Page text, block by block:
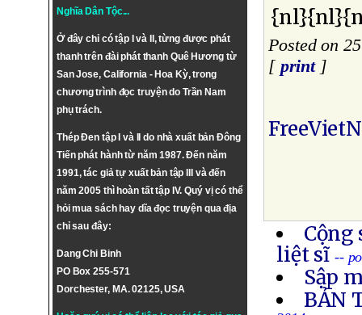
Nghĩa Dân Tộc...
Ở đây chỉ có tập I và II, từng được phát
thanh trên đài phát thanh Quê Hương từ
San Jose, California - Hoa Kỳ, trong
chương trình đọc truyện do Trần Nam
phụ trách.
Thép Đen tập I và II do nhà xuất bản Đông
Tiến phát hành từ năm 1987. Đến năm
1991, tác giả tự xuất bản tập III và đến
năm 2005 thì hoàn tất tập IV. Quý vị có thể
hỏi mua sách hay dĩa đọc truyện qua địa
chỉ sau đây:
Dang Chi Binh
PO Box 255-571
Dorchester, MA. 02125, USA
Posted on
[ print]
Cộng
liệt sĩ --
Sập
BẢN